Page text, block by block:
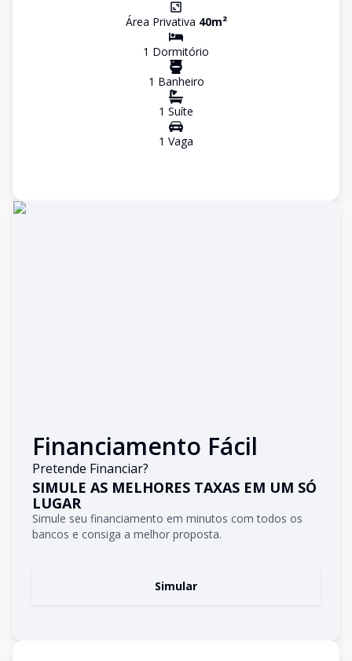
Área Privativa 40m²
1 Dormitório
1 Banheiro
1 Suíte
1 Vaga
Financiamento Fácil
Pretende Financiar?
SIMULE AS MELHORES TAXAS EM UM SÓ
LUGAR
Simule seu financiamento em minutos com todos os
bancos e consiga a melhor proposta.
Simular